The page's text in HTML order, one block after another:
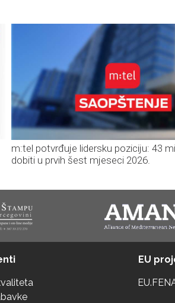
m:tel potvrđuje lidersku poziciju: 43
dobiti u prvih šest mjeseci 2026.
EU